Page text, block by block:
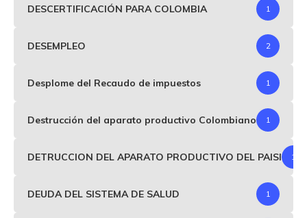
DESCERTIFICACIÓN PARA COLOMBIA 1
DESEMPLEO 2
Desplome del Recaudo de impuestos 1
Destrucción del aparato productivo Colombiano 1
DETRUCCION DEL APARATO PRODUCTIVO DEL PAISI 1
DEUDA DEL SISTEMA DE SALUD 1